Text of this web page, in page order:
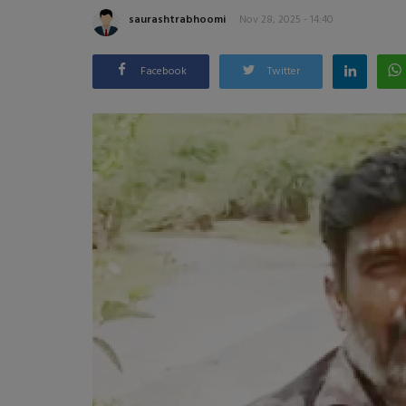
saurashtrabhoomi Nov 28, 2025 - 14:40
Facebook Twitter